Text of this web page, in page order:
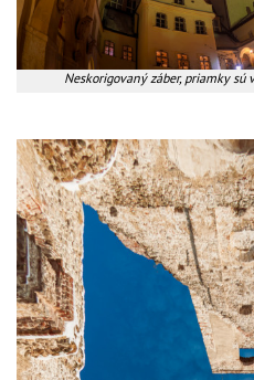
Neskorigovaný záber, priamky